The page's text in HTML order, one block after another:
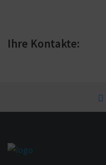
Ihre Kontakte: